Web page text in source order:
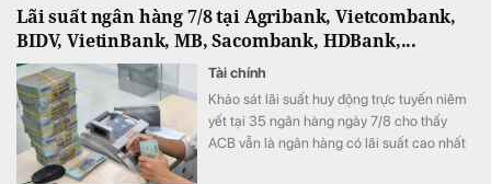
Lãi suất ngân hàng 7/8 tại Agribank, Vietcombank,
BIDV, VietinBank, MB, Sacombank, HDBank,...
Tài chính
Khảo sát lãi suất huy động trực tuyến niêm
yết tại 35 ngân hàng ngày 7/8 cho thấy
ACB vẫn là ngân hàng có lãi suất cao nhất